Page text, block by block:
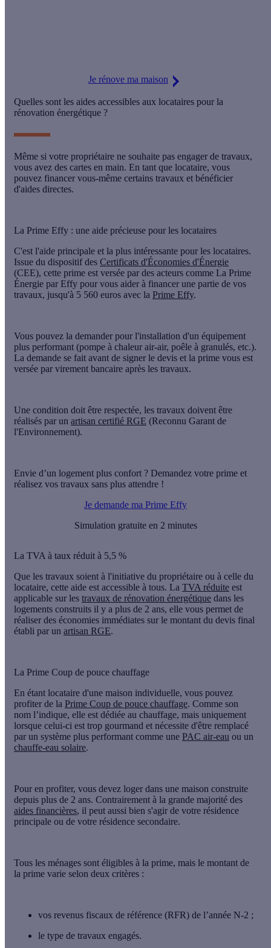
Je rénove ma maison
Quelles sont les aides accessibles aux locataires pour la
rénovation énergétique ?
Même si votre propriétaire ne souhaite pas engager de travaux,
vous avez des cartes en main. En tant que locataire, vous
pouvez financer vous-même certains travaux et bénéficier
d'aides directes.
La Prime Effy : une aide précieuse pour les locataires
C'est l'aide principale et la plus intéressante pour les locataires.
Issue du dispositif des Certificats d'Économies d'Énergie
(CEE), cette prime est versée par des acteurs comme La Prime
Énergie par Effy pour vous aider à financer une partie de vos
travaux, jusqu'à 5 560 euros avec la Prime Effy.
Vous pouvez la demander pour l'installation d'un équipement
plus performant (pompe à chaleur air-air, poêle à granulés, etc.).
La demande se fait avant de signer le devis et la prime vous est
versée par virement bancaire après les travaux.
Une condition doit être respectée, les travaux doivent être
réalisés par un artisan certifié RGE (Reconnu Garant de
l'Environnement).
Envie d’un logement plus confort ? Demandez votre prime et
réalisez vos travaux sans plus attendre !
Je demande ma Prime Effy
Simulation gratuite en 2 minutes
La TVA à taux réduit à 5,5 %
Que les travaux soient à l'initiative du propriétaire ou à celle du
locataire, cette aide est accessible à tous. La TVA réduite est
applicable sur les travaux de rénovation énergétique dans les
logements construits il y a plus de 2 ans, elle vous permet de
réaliser des économies immédiates sur le montant du devis final
établi par un artisan RGE.
La Prime Coup de pouce chauffage
En étant locataire d'une maison individuelle, vous pouvez
profiter de la Prime Coup de pouce chauffage. Comme son
nom l’indique, elle est dédiée au chauffage, mais uniquement
lorsque celui-ci est trop gourmand et nécessite d'être remplacé
par un système plus performant comme une PAC air-eau ou un
chauffe-eau solaire.
Pour en profiter, vous devez loger dans une maison construite
depuis plus de 2 ans. Contrairement à la grande majorité des
aides financières, il peut aussi bien s'agir de votre résidence
principale ou de votre résidence secondaire.
Tous les ménages sont éligibles à la prime, mais le montant de
la prime varie selon deux critères :
vos revenus fiscaux de référence (RFR) de l’année N-2 ;
le type de travaux engagés.